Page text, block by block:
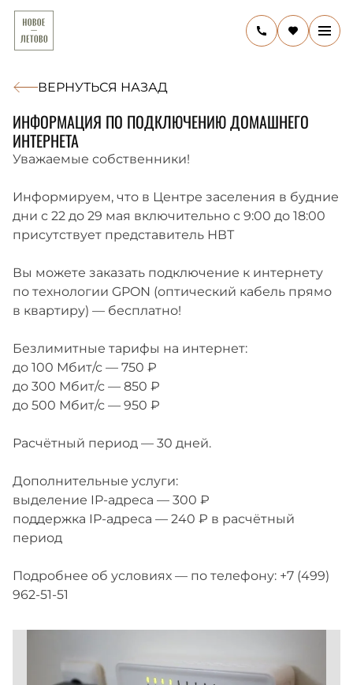
ВЕРНУТЬСЯ НАЗАД
ИНФОРМАЦИЯ ПО ПОДКЛЮЧЕНИЮ ДОМАШНЕГО
ИНТЕРНЕТА
Уважаемые собственники!
Информируем, что в Центре заселения в будние
дни с 22 до 29 мая включительно с 9:00 до 18:00
присутствует представитель НВТ
Вы можете заказать подключение к интернету
по технологии GPON (оптический кабель прямо
в квартиру) — бесплатно!
Безлимитные тарифы на интернет:
до 100 Мбит/с — 750 ₽
до 300 Мбит/с — 850 ₽
до 500 Мбит/с — 950 ₽
Расчётный период — 30 дней.
Дополнительные услуги:
выделение IP-адреса — 300 ₽
поддержка IP-адреса — 240 ₽ в расчётный
период
Подробнее об условиях — по телефону: +7 (499)
962-51-51